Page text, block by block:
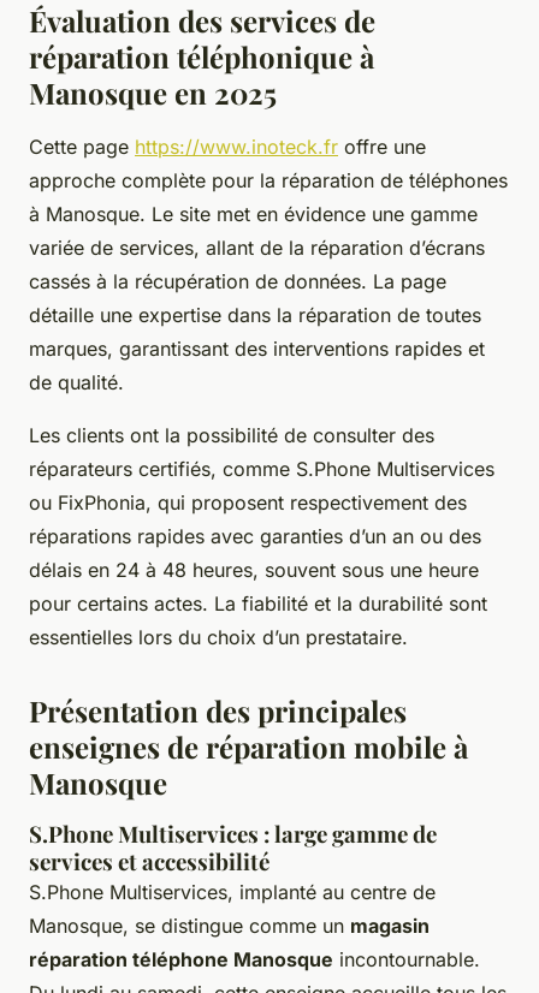
Évaluation des services de
réparation téléphonique à
Manosque en 2025
Cette page https://www.inoteck.fr offre une
approche complète pour la réparation de téléphones
à Manosque. Le site met en évidence une gamme
variée de services, allant de la réparation d’écrans
cassés à la récupération de données. La page
détaille une expertise dans la réparation de toutes
marques, garantissant des interventions rapides et
de qualité.
Les clients ont la possibilité de consulter des
réparateurs certifiés, comme S.Phone Multiservices
ou FixPhonia, qui proposent respectivement des
réparations rapides avec garanties d’un an ou des
délais en 24 à 48 heures, souvent sous une heure
pour certains actes. La fiabilité et la durabilité sont
essentielles lors du choix d’un prestataire.
Présentation des principales
enseignes de réparation mobile à
Manosque
S.Phone Multiservices : large gamme de
services et accessibilité
S.Phone Multiservices, implanté au centre de
Manosque, se distingue comme un magasin
réparation téléphone Manosque incontournable.